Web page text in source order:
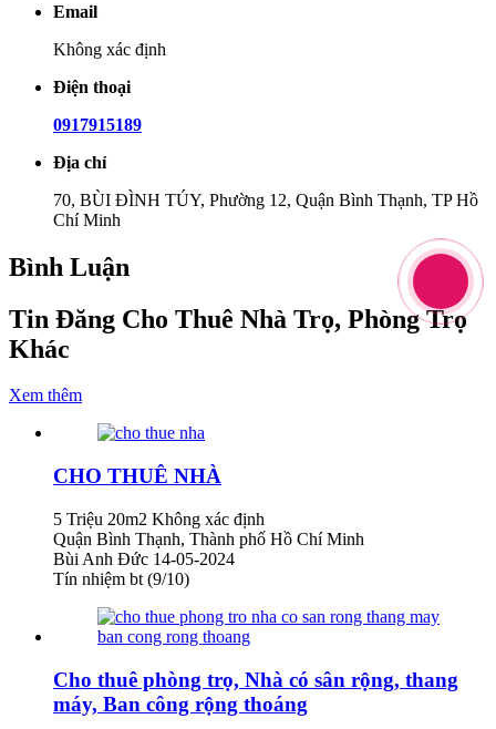
Email
Không xác định
Điện thoại
0917915189
Địa chỉ
70, BÙI ĐÌNH TÚY, Phường 12, Quận Bình Thạnh, TP Hồ
Chí Minh
Bình Luận
Tin Đăng Cho Thuê Nhà Trọ, Phòng Trọ
Khác
Xem thêm
CHO THUÊ NHÀ
5 Triệu 20m2 Không xác định
Quận Bình Thạnh, Thành phố Hồ Chí Minh
Bùi Anh Đức 14-05-2024
Tín nhiệm bt (9/10)
Cho thuê phòng trọ, Nhà có sân rộng, thang
máy, Ban công rộng thoáng